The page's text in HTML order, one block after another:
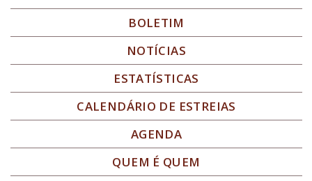
BOLETIM
NOTÍCIAS
ESTATÍSTICAS
CALENDÁRIO DE ESTREIAS
AGENDA
QUEM É QUEM